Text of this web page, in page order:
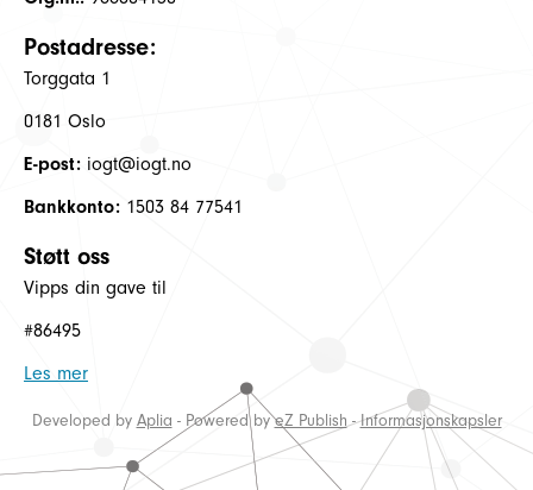
Postadresse:
Torggata 1
0181 Oslo
E-post: iogt@iogt.no
Bankkonto: 1503 84 77541
Støtt oss
Vipps din gave til
#86495
Les mer
Developed by Aplia - Powered byeZ Publish-Informasjonskapsler